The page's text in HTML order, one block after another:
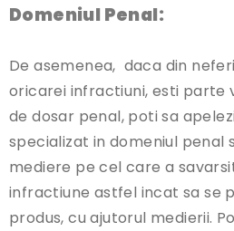
Domeniul Penal:
De asemenea, daca din
oricarei infractiuni, esti parte
de dosar penal, poti sa
specializat in domeniul penal
mediere pe cel care a
infractiune astfel incat sa se
produs, cu ajutorul medierii.